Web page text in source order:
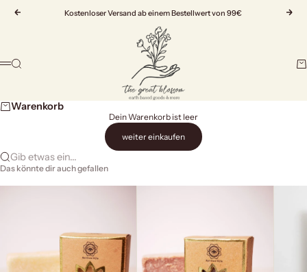
Zurück
Kostenloser Versand ab einem Bestellwert von 99€
Vor
The Great Blossom
Menü
Suche
Warenkorb
Dein Warenkorb ist leer
weiter einkaufen
Gib etwas ein...
Das könnte dir auch gefallen